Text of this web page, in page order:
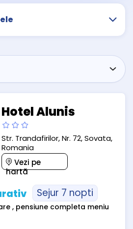
Hotel Alunis
Str. Trandafirilor, Nr. 72, Sovata,
Romania
Vezi pe
hartă
Sejur 7 nopti
, pensiune completa meniu